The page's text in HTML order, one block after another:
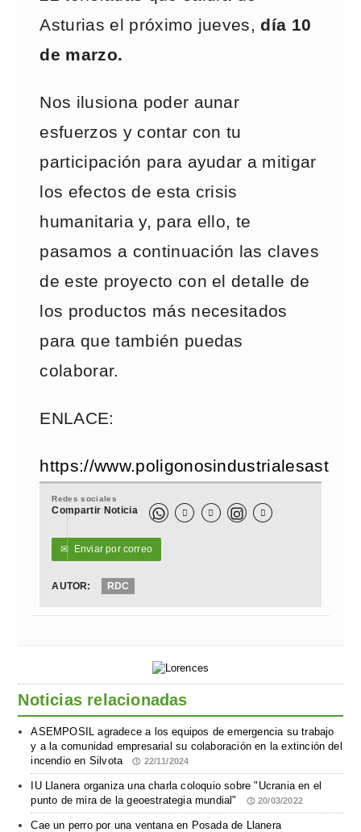
Asturias el próximo jueves,día 10
de marzo.
Nos ilusiona poder aunar
esfuerzos y contar con tu
participación para ayudar a mitigar
los efectos de esta crisis
humanitaria y, para ello, te
pasamos a continuación las claves
de este proyecto con el detalle de
los productos más necesitados
para que también puedas
colaborar.
ENLACE:
https://
Redes sociales
Compartir Noticia   
✉ Enviar por correo
AUTOR: RDC
Noticias relacionadas
ASEMPOSIL agradece a los equipos de emergencia su trabajo
y a la comunidad empresarial su colaboración en la extinción del
incendio en Silvota
22/11/2024
IU Llanera organiza una charla coloquio sobre "Ucrania en el
punto de mira de la geoestrategia mundial"
20/03/2022
Cae un perro por una ventana en Posada de Llanera